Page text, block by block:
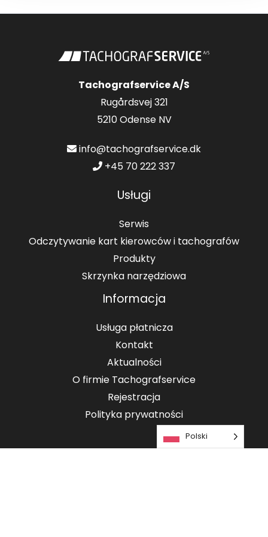
Tachografservice A/S
Rugårdsvej 321
5210 Odense NV
info@tachografservice.dk
+45 70 222 337
Usługi
Serwis
Odczytywanie kart kierowców i tachografów
Produkty
Skrzynka narzędziowa
Informacja
Usługa płatnicza
Kontakt
Aktualności
O firmie Tachografservice
Rejestracja
Polityka prywatności
Polski